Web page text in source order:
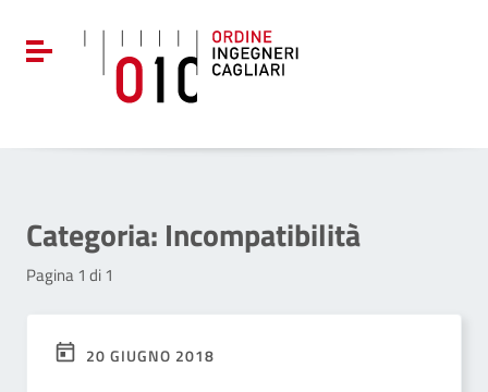
Vai al menu di navigazione
Vai al footer
Attiva / disattiva la navigazione
Categoria: Incompatibilità
Pagina 1 di 1
20 GIUGNO 2018